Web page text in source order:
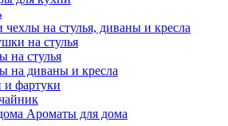
на стулья, диваны и кресла
на стулья
на стулья
на диваны и кресла
и фартуки
Ароматы для дома